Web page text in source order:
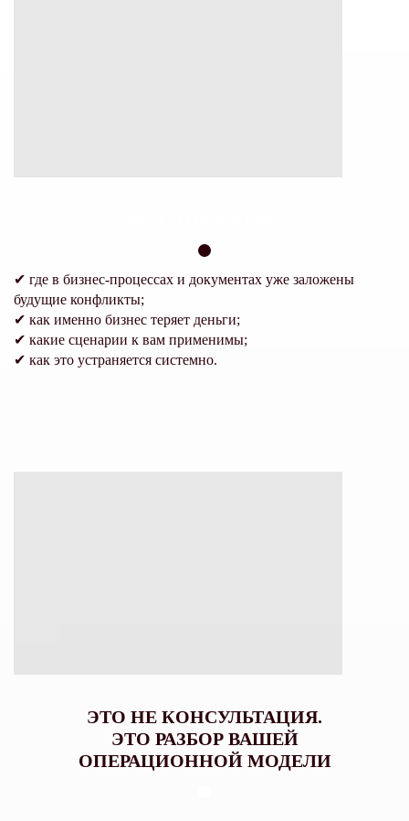
✔ где в бизнес-процессах и документах уже заложены
будущие конфликты;
✔ как именно бизнес теряет деньги;
✔ какие сценарии к вам применимы;
✔ как это устраняется системно.
ЭТО НЕ КОНСУЛЬТАЦИЯ.
ЭТО РАЗБОР ВАШЕЙ
ОПЕРАЦИОННОЙ МОДЕЛИ